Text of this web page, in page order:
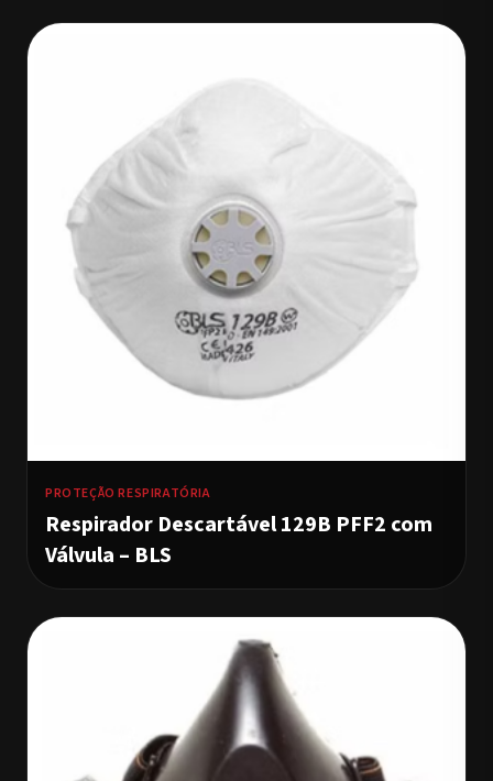
PROTEÇÃO RESPIRATÓRIA
Respirador Descartável 129B PFF2 com
Válvula – BLS